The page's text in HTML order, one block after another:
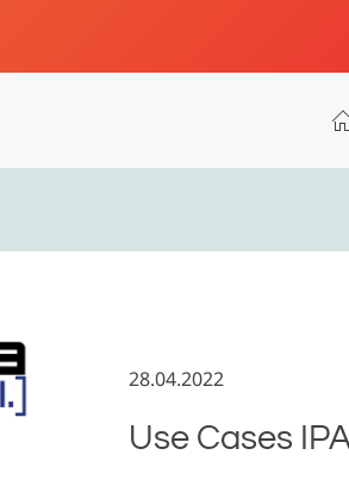
28.04.2022
Use Cases